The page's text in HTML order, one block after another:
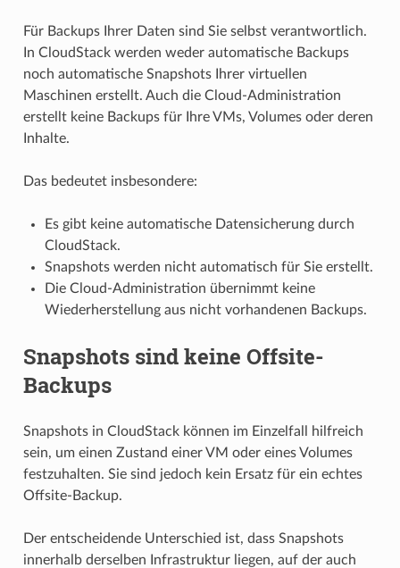
Für Backups Ihrer Daten sind Sie selbst verantwortlich.
In CloudStack werden weder automatische Backups
noch automatische Snapshots Ihrer virtuellen
Maschinen erstellt. Auch die Cloud-Administration
erstellt keine Backups für Ihre VMs, Volumes oder deren
Inhalte.
Das bedeutet insbesondere:
Es gibt keine automatische Datensicherung durch
CloudStack.
Snapshots werden nicht automatisch für Sie erstellt.
Die Cloud-Administration übernimmt keine
Wiederherstellung aus nicht vorhandenen Backups.
Snapshots sind keine Offsite-
Backups
Snapshots in CloudStack können im Einzelfall hilfreich
sein, um einen Zustand einer VM oder eines Volumes
festzuhalten. Sie sind jedoch kein Ersatz für ein echtes
Offsite-Backup.
Der entscheidende Unterschied ist, dass Snapshots
innerhalb derselben Infrastruktur liegen, auf der auch